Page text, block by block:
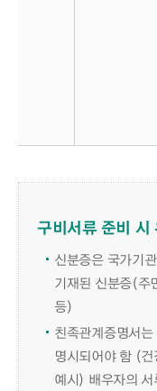
구비서류 준비 시
신분증은 국가기
기재된 신분증(주
등)
친족관계증명서
명시되어야 함 (
예시) 배우자의